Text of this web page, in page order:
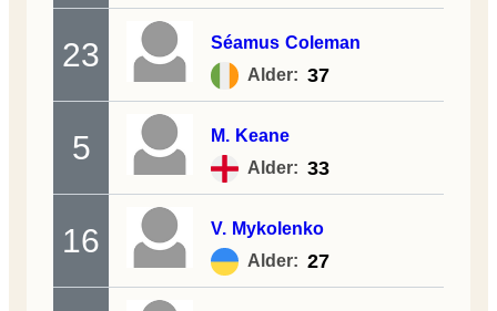
23 Séamus Coleman
Alder: 37
5 M. Keane
Alder: 33
16 V. Mykolenko
Alder: 27